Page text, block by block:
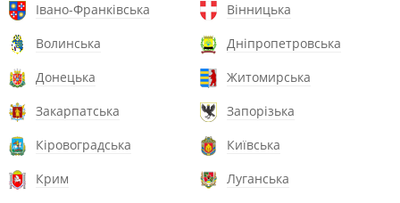
Івано-Франківська
Вінницька
Волинська
Дніпропетровська
Донецька
Житомирська
Закарпатська
Запорізька
Кіровоградська
Київська
Крим
Луганська